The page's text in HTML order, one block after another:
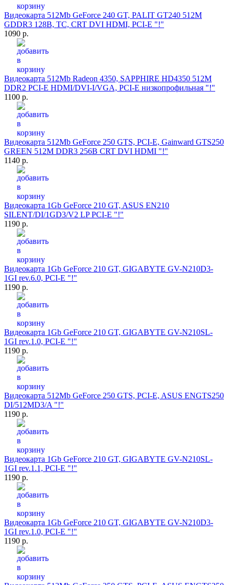
Видеокарта 512Mb GeForce 240 GT, PALIT GT240 512M
GDDR3 128B, TC, CRT DVI HDMI, PCI-E "!"
1090 р.
Видеокарта 512Mb Radeon 4350, SAPPHIRE HD4350 512M
DDR2 PCI-E HDMI/DVI-I/VGA, PCI-E низкопрофильная "!"
1100 р.
Видеокарта 512Mb GeForce 250 GTS, PCI-E, Gainward GTS250
GREEN 512M DDR3 256B CRT DVI HDMI "!"
1140 р.
Видеокарта 1Gb GeForce 210 GT, ASUS EN210
SILENT/DI/1GD3/V2 LP PCI-E "!"
1190 р.
Видеокарта 1Gb GeForce 210 GT, GIGABYTE GV-N210D3-
1GI rev.6.0, PCI-E "!"
1190 р.
Видеокарта 1Gb GeForce 210 GT, GIGABYTE GV-N210SL-
1GI rev.1.0, PCI-E "!"
1190 р.
Видеокарта 512Mb GeForce 250 GTS, PCI-E, ASUS ENGTS250
DI/512MD3/A "!"
1190 р.
Видеокарта 1Gb GeForce 210 GT, GIGABYTE GV-N210SL-
1GI rev.1.1, PCI-E "!"
1190 р.
Видеокарта 1Gb GeForce 210 GT, GIGABYTE GV-N210D3-
1GI rev.1.0, PCI-E "!"
1190 р.